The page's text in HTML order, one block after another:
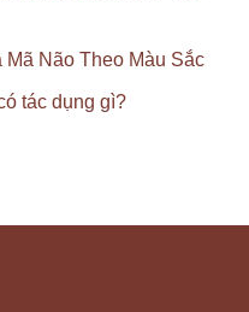
Não Theo Màu Sắc
tác dụng gì?